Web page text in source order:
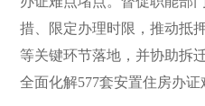
措、限定办理时限，推动抵
等关键环节落地，并协助拆
全面化解577套安置住房办证